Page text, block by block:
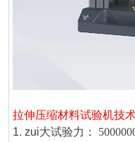
拉伸压缩材料试验机技
1. zui大试验力：